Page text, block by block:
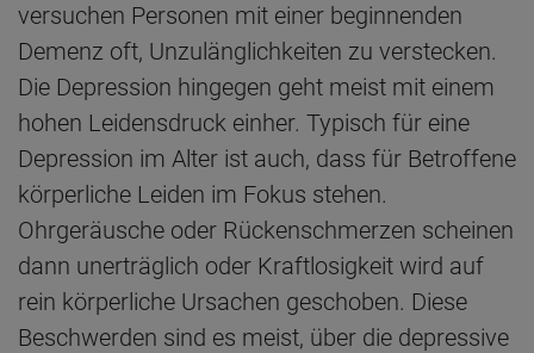
versuchen Personen mit einer beginnenden
Demenz oft, Unzulänglichkeiten zu verstecken.
Die Depression hingegen geht meist mit einem
hohen Leidensdruck einher. Typisch für eine
Depression im Alter ist auch, dass für Betroffene
körperliche Leiden im Fokus stehen.
Ohrgeräusche oder Rückenschmerzen scheinen
dann unerträglich oder Kraftlosigkeit wird auf
rein körperliche Ursachen geschoben. Diese
Beschwerden sind es meist, über die depressive